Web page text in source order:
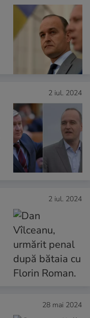
2 iul. 2024
2 iul. 2024
28 mai 2024